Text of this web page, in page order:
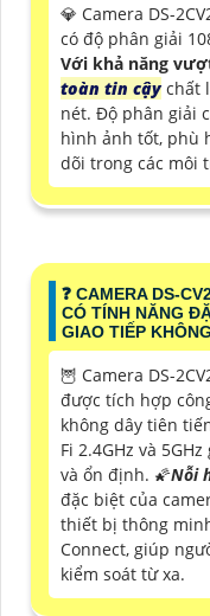
💎 Camera DS-
có độ phân giải
Với khả năng
toàn tin cậychất
nét. Độ phân giải
hình ảnh tốt, phù
dõi trong các môi
❓ CAMERA DS-
CÓ TÍNH NĂNG
GIAO TIẾP
🦉 Camera DS-
được tích hợp
không dây tiên
Fi 2.4GHz và
và ổn định. 🌠Nỗi
đặc biệt của
thiết bị thông
Connect, giúp
kiểm soát từ xa.